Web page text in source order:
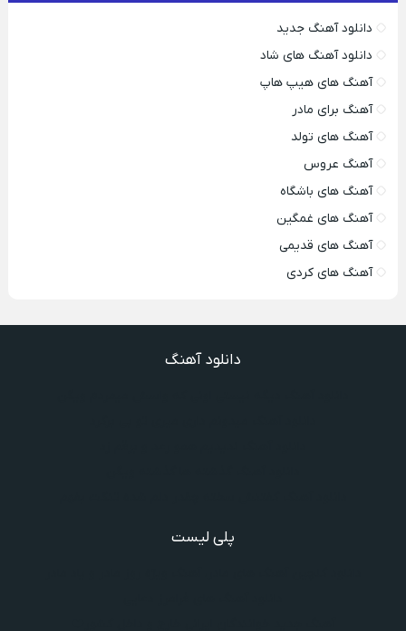
دانلود آهنگ جدید
دانلود آهنگ های شاد
آهنگ های هیپ هاپ
آهنگ برای مادر
آهنگ های تولد
آهنگ عروس
آهنگ های باشگاه
آهنگ های غمگین
آهنگ های قدیمی
آهنگ های کردی
دانلود آهنگ
پلی لیست